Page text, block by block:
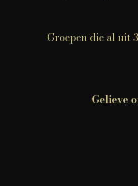
Groepen die al uit
Gelieve